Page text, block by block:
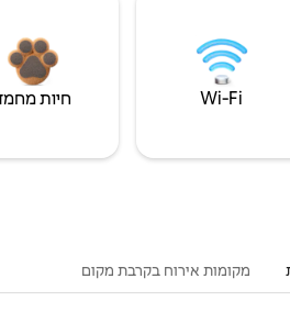
Wi‑Fi חיות
מקומות אירוח בקרבת מקום